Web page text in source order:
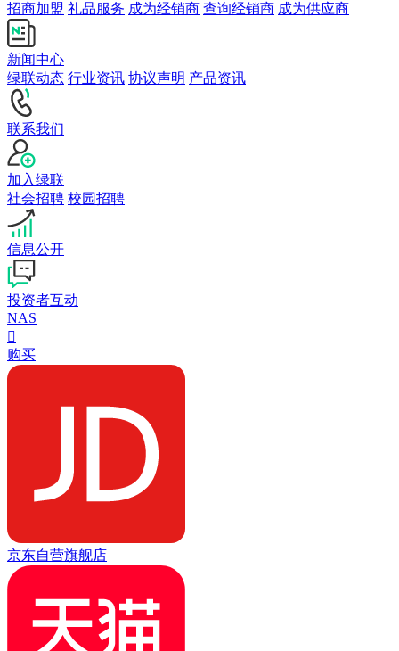
招商加盟 礼品服务 成为经销商 查询经销商 成为供应商
新闻中心
绿联动态 行业资讯 协议声明 产品资讯
联系我们
加入绿联
社会招聘 校园招聘
信息公开
投资者互动
NAS

购买
京东自营旗舰店